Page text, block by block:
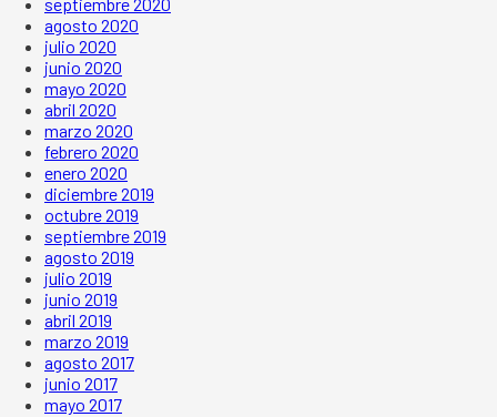
agosto 2020
julio 2020
junio 2020
mayo 2020
abril 2020
marzo 2020
febrero 2020
enero 2020
diciembre 2019
octubre 2019
septiembre 2019
agosto 2019
julio 2019
junio 2019
abril 2019
marzo 2019
agosto 2017
junio 2017
mayo 2017